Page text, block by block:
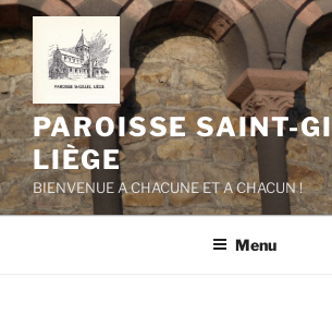
Aller
au
contenu
principal
PAROISSE SAINT-
LIÈGE
BIENVENUE A CHACUNE ET A CHACUN !
Menu